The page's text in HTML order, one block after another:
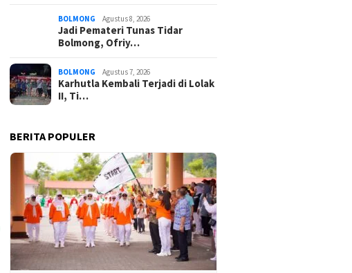
BOLMONG Agustus 8, 2026
Jadi Pemateri Tunas Tidar
Bolmong, Ofriy…
BOLMONG Agustus 7, 2026
Karhutla Kembali Terjadi di Lolak
II, Ti…
BERITA POPULER